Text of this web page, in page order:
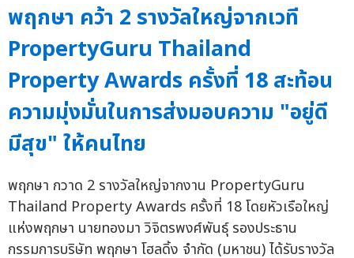
พฤกษา คว้า 2 รางวัลใหญ่จากเวที
PropertyGuru Thailand
Property Awards ครั้งที่ 18 สะท้อน
ความมุ่งมั่นในการส่งมอบความ "อยู่ดี
มีสุข" ให้คนไทย
พฤกษา กวาด 2 รางวัลใหญ่จากงาน PropertyGuru
Thailand Property Awards ครั้งที่ 18 โดยหัวเรือใหญ่
แห่งพฤกษา นายทองมา วิจิตรพงศ์พันธุ์ รองประธาน
กรรมการบริษัท พฤกษา โฮลดิ้ง จำกัด (มหาชน) ได้รับรางวัล